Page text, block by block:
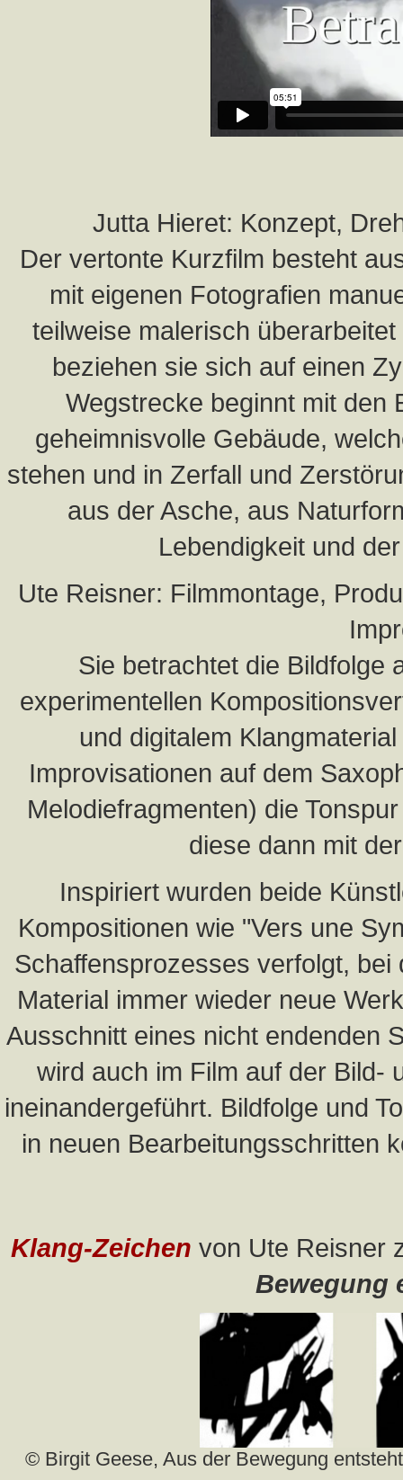
Jutta Hieret: Konzept,
Der vertonte Kurzfilm besteht
mit eigenen Fotografien
teilweise malerisch
beziehen sie sich auf einen
Wegstrecke beginnt mit den
geheimnisvolle Gebäude,
stehen und in Zerfall und
aus der Asche, aus
Lebendigkeit und
Ute Reisner: Filmmontage,
Sie betrachtet die Bildfolge
experimentellen
und digitalem
Improvisationen auf dem
Melodiefragmenten) die
diese dann mit
Inspiriert wurden beide
Kompositionen wie "Vers une
Schaffensprozesses verfolgt,
Material immer wieder neue
Ausschnitt eines nicht endenden
wird auch im Film auf der Bild-
ineinandergeführt. Bildfolge und
in neuen Bearbeitungsschritten
Klang-Zeichen von Ute Reisner
Bewegung
© Birgit Geese, Aus der Bewegung